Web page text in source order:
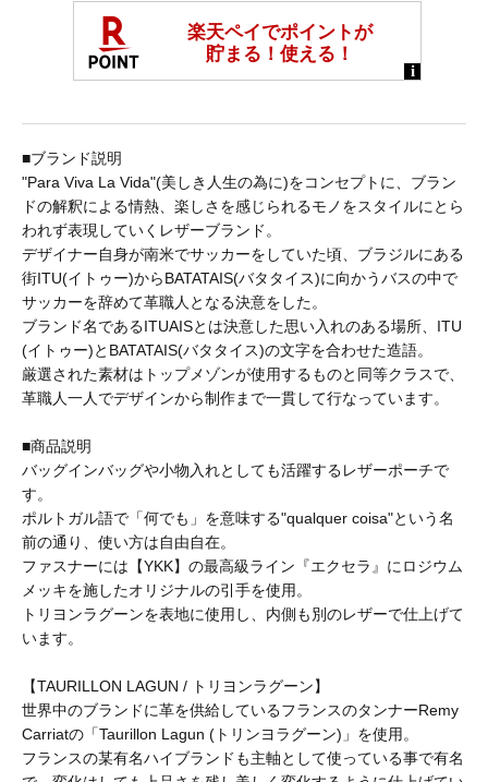
■ブランド説明
"Para Viva La Vida"(美しき人生の為に)をコンセプトに、ブラン
ドの解釈による情熱、楽しさを感じられるモノをスタイルにとら
われず表現していくレザーブランド。
デザイナー自身が南米でサッカーをしていた頃、ブラジルにある
街ITU(イトゥー)からBATATAIS(バタタイス)に向かうバスの中で
サッカーを辞めて革職人となる決意をした。
ブランド名であるITUAISとは決意した思い入れのある場所、ITU
(イトゥー)とBATATAIS(バタタイス)の文字を合わせた造語。
厳選された素材はトップメゾンが使用するものと同等クラスで、
革職人一人でデザインから制作まで一貫して行なっています。
■商品説明
バッグインバッグや小物入れとしても活躍するレザーポーチで
す。
ポルトガル語で「何でも」を意味する"qualquer coisa"という名
前の通り、使い方は自由自在。
ファスナーには【YKK】の最高級ライン『エクセラ』にロジウム
メッキを施したオリジナルの引手を使用。
トリヨンラグーンを表地に使用し、内側も別のレザーで仕上げて
います。
【TAURILLON LAGUN / トリヨンラグーン】
世界中のブランドに革を供給しているフランスのタンナーRemy
Carriatの「Taurillon Lagun (トリンヨラグーン)」を使用。
フランスの某有名ハイブランドも主軸として使っている事で有名
ARMY TWILL
B.A.F(Brooklyn Armed Forces Inc.)
BAGABOO
BAICYCLON by bagjack
BasShu
BEADED ACCESSORIES
benine 9
BERJAC
BTCS